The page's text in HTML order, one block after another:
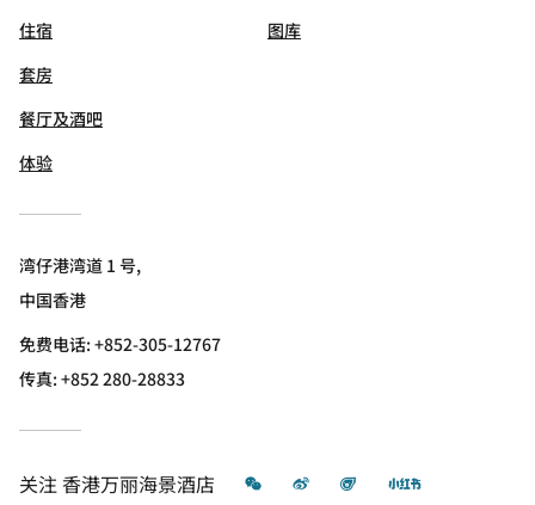
住宿
套房
餐厅及酒吧
体验
图库
湾仔港湾道 1 号,
中国香港
免费电话:+852-305-12767
传真:+852 280-28833
关注 香港万丽海景酒店 微信 微博 飞猪 小红书